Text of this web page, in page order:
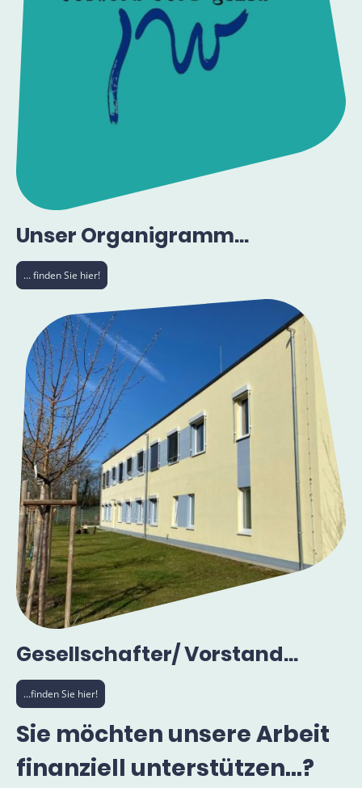
Unser Organigramm...
... finden Sie hier!
Gesellschafter/ Vorstand...
...finden Sie hier!
Sie möchten unsere Arbeit
finanziell unterstützen...?